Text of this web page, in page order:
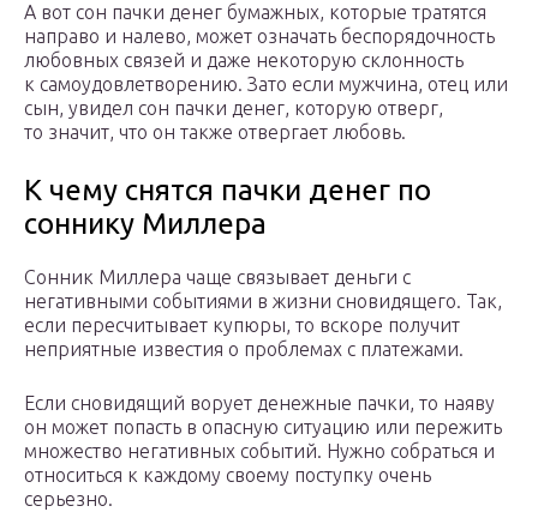
А вот сон пачки денег бумажных, которые тратятся
направо и налево, может означать беспорядочность
любовных связей и даже некоторую склонность
к самоудовлетворению. Зато если мужчина, отец или
сын, увидел сон пачки денег, которую отверг,
то значит, что он также отвергает любовь.
К чему снятся пачки денег по
соннику Миллера
Сонник Миллера чаще связывает деньги с
негативными событиями в жизни сновидящего. Так,
если пересчитывает купюры, то вскоре получит
неприятные известия о проблемах с платежами.
Если сновидящий ворует денежные пачки, то наяву
он может попасть в опасную ситуацию или пережить
множество негативных событий. Нужно собраться и
относиться к каждому своему поступку очень
серьезно.